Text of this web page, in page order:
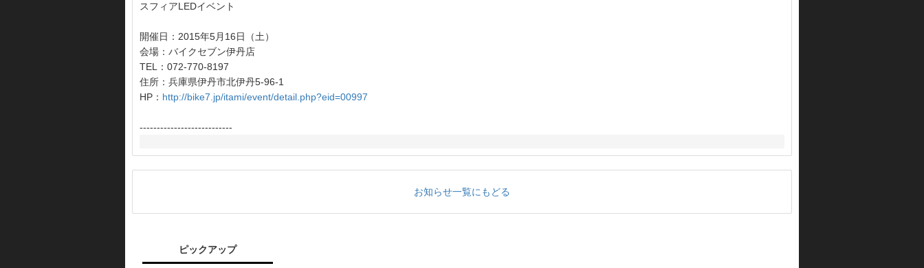
スフィアLEDイベント
開催日：2015年5月16日（土）
会場：バイクセブン伊丹店
TEL：072-770-8197
住所：兵庫県伊丹市北伊丹5-96-1
HP： http://bike7.jp/itami/event/detail.php?eid=00997
---------------------------
お知らせ一覧にもどる
ピックアップ